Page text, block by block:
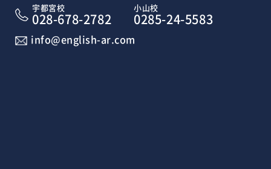
宇都宮校
028-678-2782
小山校
0285-24-5583
info@english-ar.com